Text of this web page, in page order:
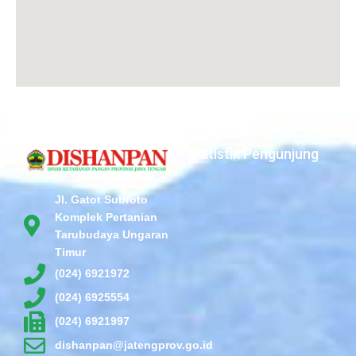
Jl. Gatot Subroto
Komplek Pertanian
Tarubudaya Ungaran
Timur
(024) 6921972
(024) 6925554
(024) 6921997
dishanpan@jatengprov.go.id
Statistik Pengunjung